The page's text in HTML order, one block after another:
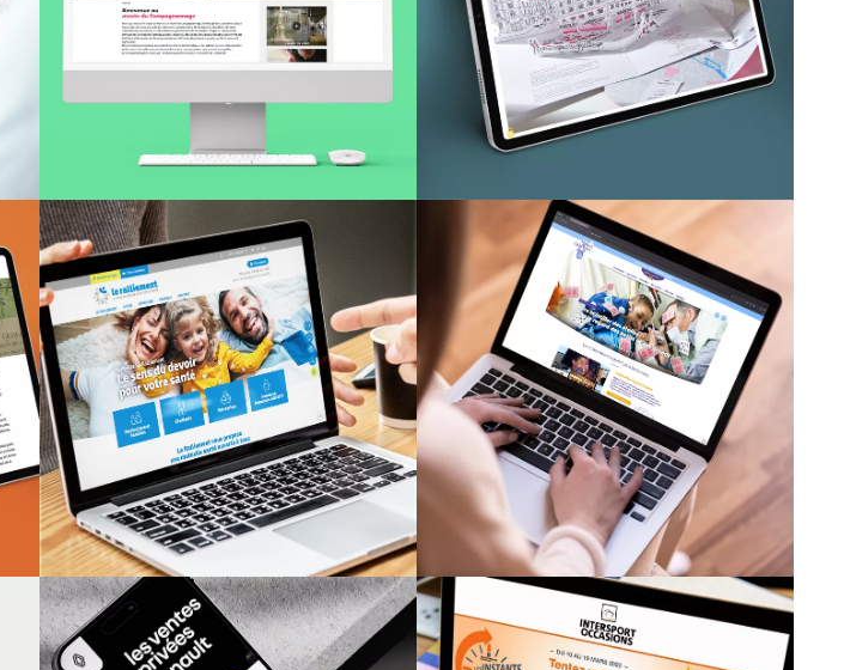
Site Internet Site Internet
LE RALLIEMENT
Site Internet
MAGIE À L'HÔPITAL
Site Internet